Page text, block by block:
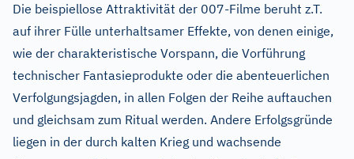
Die beispiellose Attraktivität der 007-Filme beruht z.T.
auf ihrer Fülle unterhaltsamer Effekte, von denen einige,
wie der charakteristische Vorspann, die Vorführung
technischer Fantasieprodukte oder die abenteuerlichen
Verfolgungsjagden, in allen Folgen der Reihe auftauchen
und gleichsam zum Ritual werden. Andere Erfolgsgründe
liegen in der durch kalten Krieg und wachsende